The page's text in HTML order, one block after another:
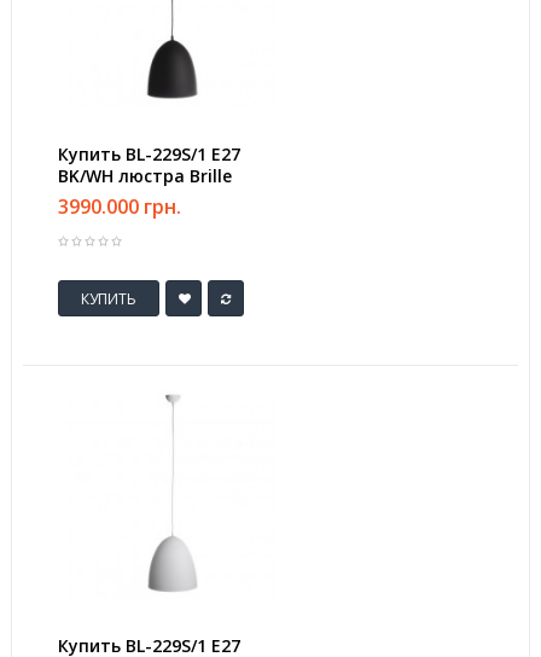
Купить BL-229S/1 E27
BK/WH люстра Brille
3990.000 грн.
КУПИТЬ
Купить BL-229S/1 E27